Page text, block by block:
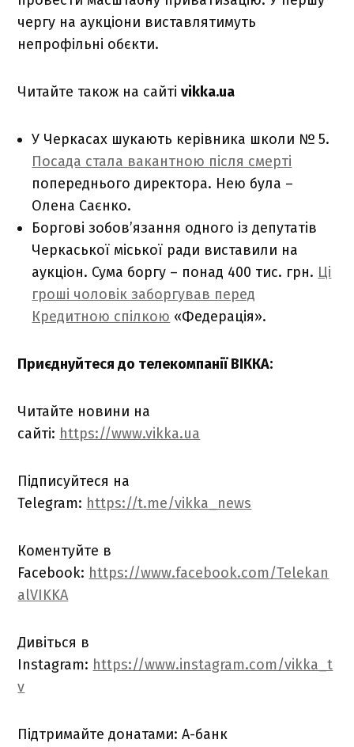
чергу на аукціони виставлятимуть
непрофільні обєкти.
Читайте також на сайтіvikka.ua
У Черкасах шукають керівника школи № 5.
Посада стала вакантною після смерті
попереднього директора. Нею була –
Олена Саєнко.
Боргові зобов’язання одного із депутатів
Черкаської міської ради виставили на
аукціон. Сума боргу – понад 400 тис. грн. Ці
гроші чоловік заборгував перед
Кредитною спілкою «Федерація».
Приєднуйтеся до телекомпанії ВІККА:
Читайте новини на
сайті: https://www.vikka.ua
Підписуйтеся на
Telegram: https://t.me/vikka_news
Коментуйте в
Facebook: https://www.facebook.com/Telekan
alVIKKA
Дивіться в
Instagram: https://www.instagram.com/vikka_t
v
Підтримайте донатами: А-банк